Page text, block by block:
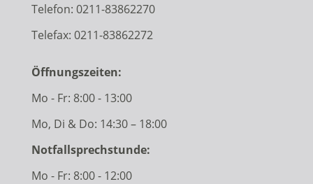
Telefon: 0211-83862270
Telefax: 0211-83862272
Öffnungszeiten:
Mo - Fr: 8:00 - 13:00
Mo, Di & Do: 14:30 – 18:00
Notfallsprechstunde:
Mo - Fr: 8:00 - 12:00